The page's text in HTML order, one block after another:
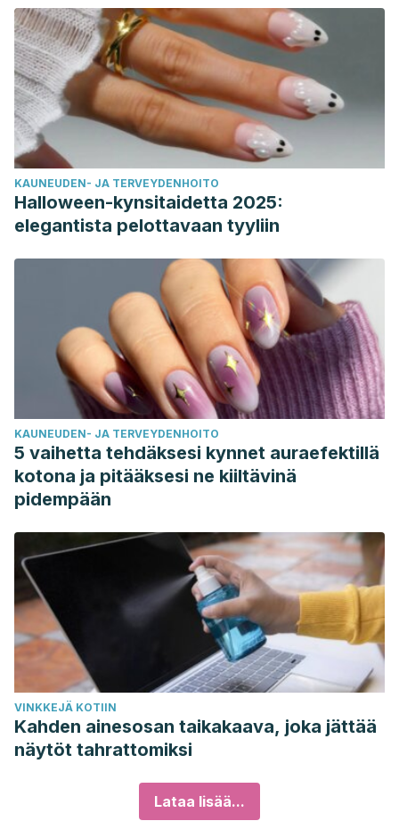
KAUNEUDEN- JA TERVEYDENHOITO
Halloween-kynsitaidetta 2025:
elegantista pelottavaan tyyliin
KAUNEUDEN- JA TERVEYDENHOITO
5 vaihetta tehdäksesi kynnet auraefektillä
kotona ja pitääksesi ne kiiltävinä
pidempään
VINKKEJÄ KOTIIN
Kahden ainesosan taikakaava, joka jättää
näytöt tahrattomiksi
Lataa lisää...